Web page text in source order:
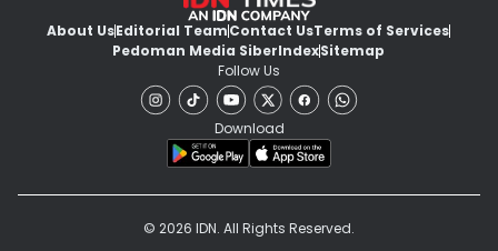
About UsEditorial TeamContact UsTerms of Services
Pedoman Media SiberIndexSitemap
Follow Us
Download
© 2026 IDN. All Rights Reserved.